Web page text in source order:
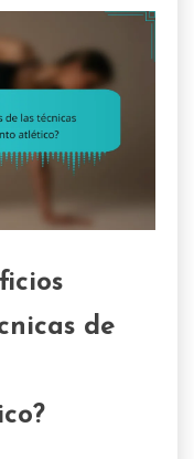
de